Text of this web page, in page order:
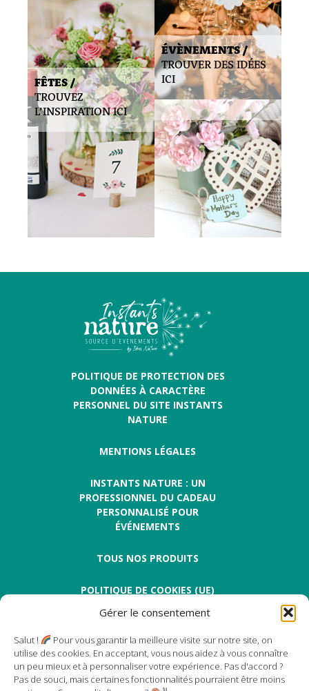
Gérer le consentement
Salut !
Pour vous garantir la meilleure visite sur notre site, on
utilise des cookies. En acceptant, vous nous aidez à vous connaître
un peu mieux et à personnaliser votre expérience. Pas d'accord ?
Pas de souci, mais certaines fonctionnalités pourraient être moins
ÉVÈNEMENTS /
TROUVER DES IDÉES
ICI
FÊTES /
TROUVEZ
L’INSPIRATION ICI
POLITIQUE DE PROTECTION DES
DONNÉES À CARACTÈRE
PERSONNEL DU SITE INSTANTS
NATURE
MENTIONS LÉGALES
INSTANTS NATURE : UN
PROFESSIONNEL DU CADEAU
PERSONNALISÉ POUR
ÉVÉNEMENTS
TOUS NOS PRODUITS
POLITIQUE DE COOKIES (UE)
Instants Nature